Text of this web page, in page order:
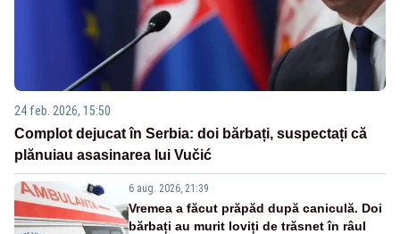
24 feb. 2026, 15:50
Complot dejucat în Serbia: doi bărbați, suspectați că
plănuiau asasinarea lui Vučić
6 aug. 2026, 21:39
Vremea a făcut prăpăd după caniculă. Doi
bărbați au murit loviți de trăsnet în râul